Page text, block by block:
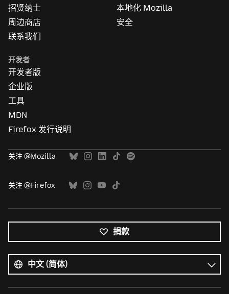
招贤纳士
周边商店
联系我们
本地化 Mozilla
安全
开发者
开发者版
企业版
工具
MDN
Firefox 发行说明
关注 @Mozilla
关注 @Firefox
捐款
有
语
言
语
言